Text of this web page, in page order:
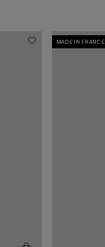
MADE IN FRANCE